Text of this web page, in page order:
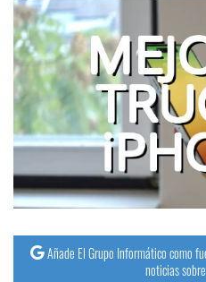
Redes
sociales
Plataformas
streaming
Trucos
y
Tutoriales
Añade El Grupo Informático como
noticias